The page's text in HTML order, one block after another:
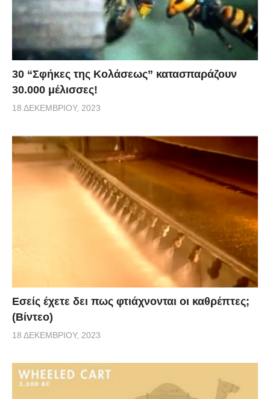
30 “Σφήκες της Κολάσεως” κατασπαράζουν
30.000 μέλισσες!
18 ΔΕΚΕΜΒΡΊΟΥ, 2023
Εσείς έχετε δει πως φτιάχνονται οι καθρέπτες;
(Βίντεο)
18 ΔΕΚΕΜΒΡΊΟΥ, 2023